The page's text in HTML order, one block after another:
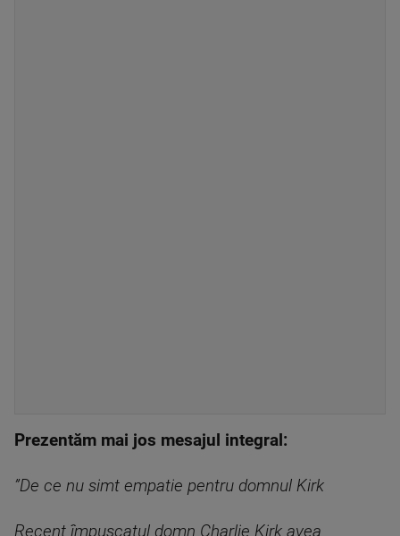
Prezentăm mai jos mesajul integral:
”De ce nu simt empatie pentru domnul Kirk
Recent împușcatul domn Charlie Kirk avea